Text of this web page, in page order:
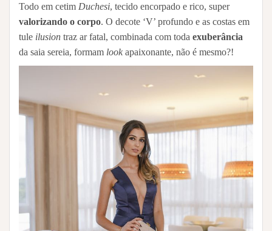
Todo em cetim Duchesi, tecido encorpado e rico, super
valorizando o corpo. O decote ‘V’ profundo e as costas em
tule ilusion traz ar fatal, combinada com toda exuberância
da saia sereia, formam look apaixonante, não é mesmo?!